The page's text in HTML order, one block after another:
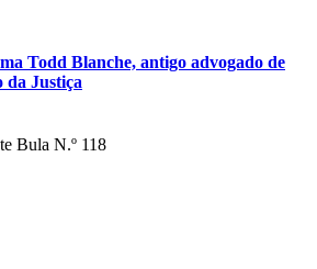
Todd Blanche, antigo advogado de
Justiça
Bula N.º 118